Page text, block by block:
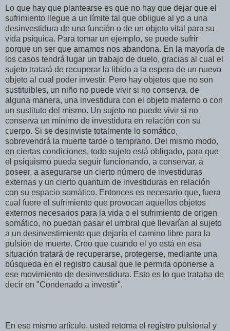
Lo que hay que plantearse es que no hay que dejar que el
sufrimiento llegue a un límite tal que obligue al yo a una
desinvestidura de una función o de un objeto vital para su
vida psíquica. Para tomar un ejemplo, se puede sufrir
porque un ser que amamos nos abandona. En la mayoría de
los casos tendrá lugar un trabajo de duelo, gracias al cual el
sujeto tratará de recuperar la libido a la espera de un nuevo
objeto al cual poder investir. Pero hay objetos que no son
sustituibles, un niño no puede vivir si no conserva, de
alguna manera, una investidura con el objeto materno o con
un sustituto del mismo. Un sujeto no puede vivir si no
conserva un mínimo de investidura en relación con su
cuerpo. Si se desinviste totalmente lo somático,
sobrevendrá la muerte tarde o temprano. Del mismo modo,
en ciertas condiciones, todo sujeto está obligado, para que
el psiquismo pueda seguir funcionando, a conservar, a
poseer, a asegurarse un cierto número de investiduras
externas y un cierto quantum de investiduras en relación
con su espacio somático. Entonces es necesario que, fuera
cual fuere el sufrimiento que provocan aquellos objetos
externos necesarios para la vida o el sufrimiento de origen
somático, no puedan pasar el umbral que llevarían al sujeto
a un desinvestimiento que dejaría el camino libre para la
pulsión de muerte. Creo que cuando el yo está en esa
situación tratará de recuperarse, protegerse, mediante una
búsqueda en el registro causal que le permita oponerse a
ese movimiento de desinvestidura. Esto es lo que trataba de
decir en "Condenado a investir".
En ese mismo artículo, usted retoma el registro pulsional y